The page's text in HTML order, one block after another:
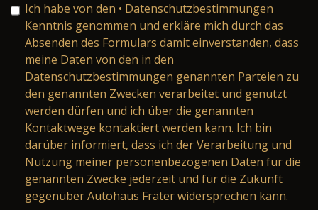
Ich habe von den • Datenschutzbestimmungen
Kenntnis genommen und erkläre mich durch das
Absenden des Formulars damit einverstanden, dass
meine Daten von den in den
Datenschutzbestimmungen genannten Parteien zu
den genannten Zwecken verarbeitet und genutzt
werden dürfen und ich über die genannten
Kontaktwege kontaktiert werden kann. Ich bin
darüber informiert, dass ich der Verarbeitung und
Nutzung meiner personenbezogenen Daten für die
genannten Zwecke jederzeit und für die Zukunft
gegenüber Autohaus Fräter widersprechen kann.